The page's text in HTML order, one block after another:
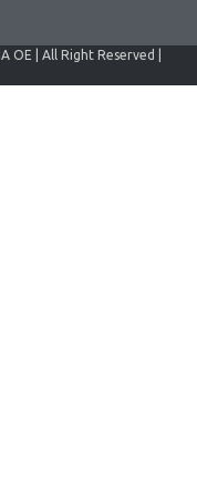
ΟΕ | All Right Reserved |